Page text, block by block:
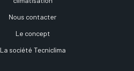
Nous contacter
Le concept
La société Tecniclima